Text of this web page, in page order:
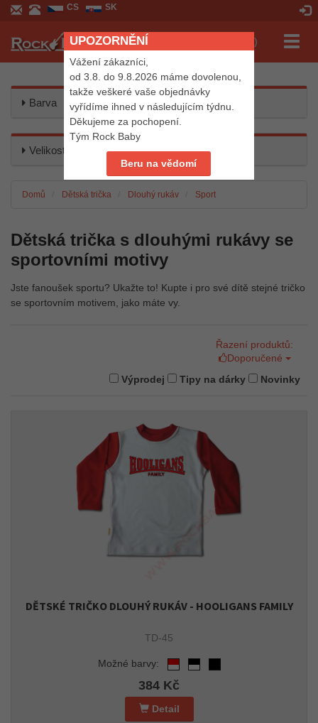
UPOZORNĚNÍ
Vážení zákazníci,
od 3.8. do 9.8.2026 máme dovolenou,
takže veškeré vaše objednávky
vyřídíme ihned v následujícím týdnu.
Děkujeme za pochopení.
Tým Rock Baby
Beru na vědomí
CS SK
Košík (0 Kč)
Barva
Velikost
Domů Dětská trička Dlouhý rukáv Sport
Dětská trička s dlouhými rukávy se
sportovními motivy
Jste fanoušek sportu? Ukažte to! Kupte i pro své dítě stejné tričko
se sportovním motivem, jako máte vy.
Řazení produktů:
Doporučené
Výprodej
Tipy na dárky Novinky
DĚTSKÉ TRIČKO DLOUHÝ RUKÁV - HOOLIGANS FAMILY
TD-45
Možné barvy:
384 Kč
Detail